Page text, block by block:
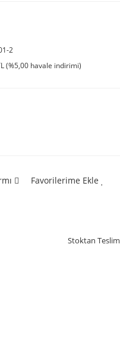
2
(%5,00 havale indirimi)
Favorilerime Ekle
Stoktan Teslim